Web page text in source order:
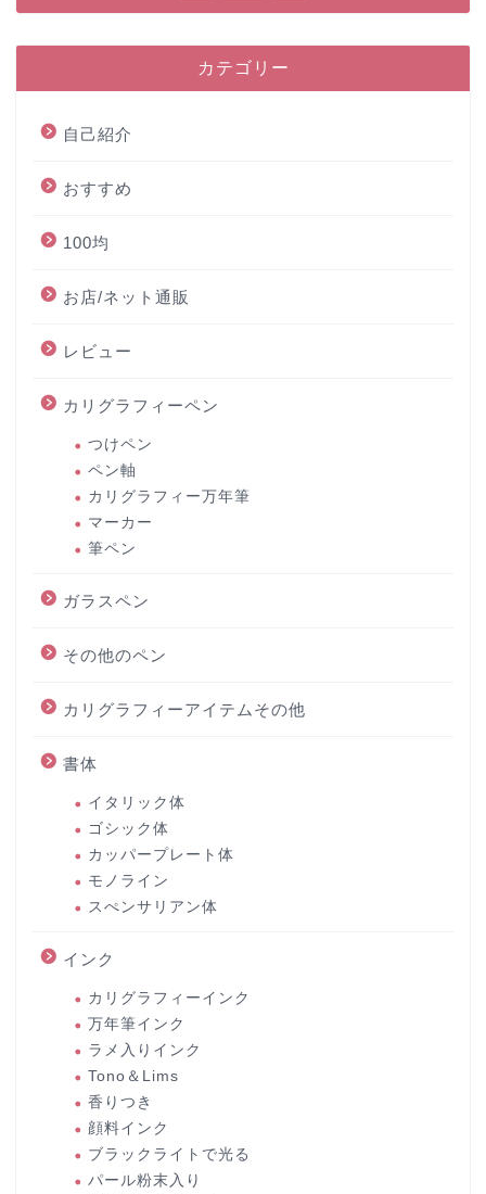
カテゴリー
自己紹介
おすすめ
100均
お店/ネット通販
レビュー
カリグラフィーペン
つけペン
ペン軸
カリグラフィー万年筆
マーカー
筆ペン
ガラスペン
その他のペン
カリグラフィーアイテムその他
書体
イタリック体
ゴシック体
カッパープレート体
モノライン
スぺンサリアン体
インク
カリグラフィーインク
万年筆インク
ラメ入りインク
Tono＆Lims
香りつき
顔料インク
ブラックライトで光る
パール粉末入り